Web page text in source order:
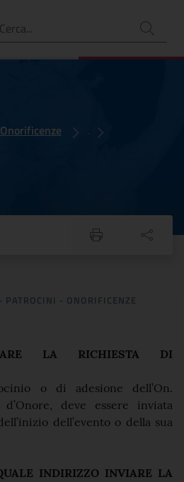
Ricerca
.
PATROCINI - ONORIFICENZE
LA RICHIESTA DI
o di adesione dell’On.
deve essere inviata
dell’evento o della sua
INDIRIZZO INVIARE LA